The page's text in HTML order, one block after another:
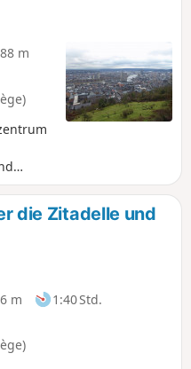
m
die
ist
von
die Zitadelle und
m
1:40 Std.